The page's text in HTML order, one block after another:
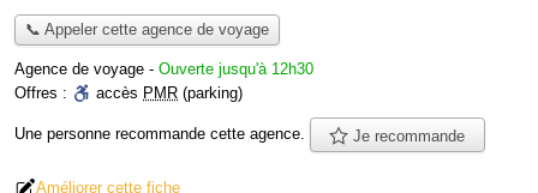
📞 Appeler cette agence de voyage
Agence de voyage - Ouverte jusqu'à 12h30
Offres :
accès PMR (parking)
Une personne recommande cette agence. Je recommande
Améliorer cette fiche